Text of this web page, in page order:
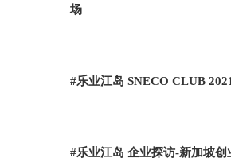
场
#乐业江岛 SNECO CLUB
#乐业江岛 企业探访-新加坡